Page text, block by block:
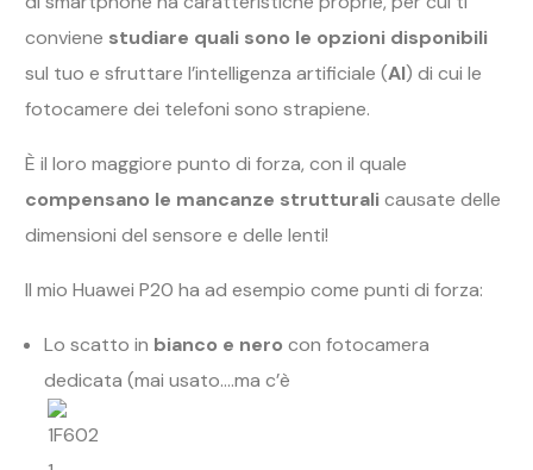
conviene studiare quali sono le opzioni disponibili
sul tuo e sfruttare l’intelligenza artificiale (AI) di cui le
fotocamere dei telefoni sono strapiene.
È il loro maggiore punto di forza, con il quale
compensano le mancanze strutturalicausate delle
dimensioni del sensore e delle lenti!
Il mio Huawei P20 ha ad esempio come punti di forza:
Lo scatto in bianco e nero con fotocamera
dedicata (mai usato….ma c’è